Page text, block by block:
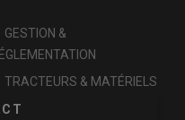
GESTION &
TRACTEURS & MATÉRIELS